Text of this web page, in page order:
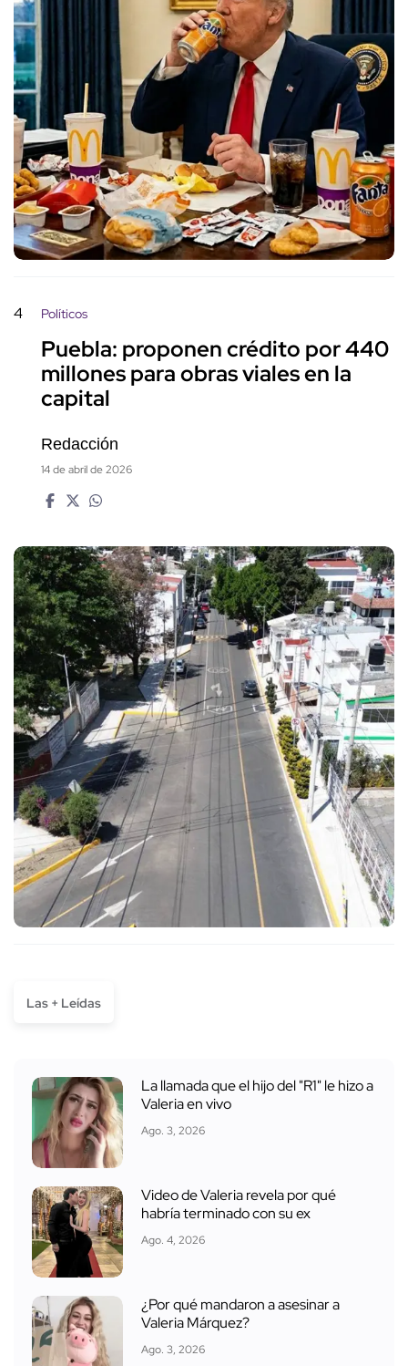
4 Políticos
Puebla: proponen crédito por 440
millones para obras viales en la
capital
Redacción
14 de abril de 2026
Las + Leídas
La llamada que el hijo del "R1" le hizo a
Valeria en vivo
Ago. 3, 2026
Video de Valeria revela por qué
habría terminado con su ex
Ago. 4, 2026
¿Por qué mandaron a asesinar a
Valeria Márquez?
Ago. 3, 2026